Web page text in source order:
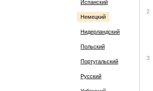
Испанский
Немецкий
Нидерландский
Польский
Португальский
Русский
2
3